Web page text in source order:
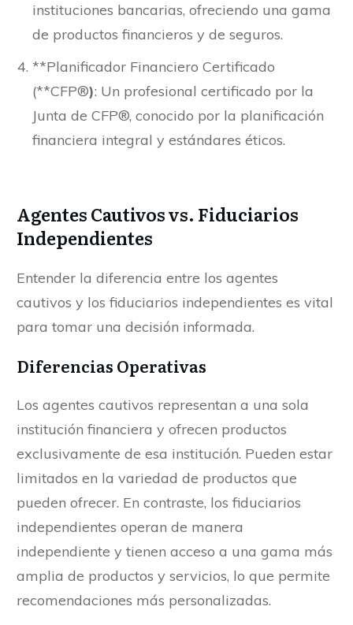
instituciones bancarias, ofreciendo una gama
de productos financieros y de seguros.
**Planificador Financiero Certificado
(**CFP®): Un profesional certificado por la
Junta de CFP®, conocido por la planificación
financiera integral y estándares éticos.
Agentes Cautivos vs. Fiduciarios
Independientes
Entender la diferencia entre los agentes
cautivos y los fiduciarios independientes es vital
para tomar una decisión informada.
Diferencias Operativas
Los agentes cautivos representan a una sola
institución financiera y ofrecen productos
exclusivamente de esa institución. Pueden estar
limitados en la variedad de productos que
pueden ofrecer. En contraste, los fiduciarios
independientes operan de manera
independiente y tienen acceso a una gama más
amplia de productos y servicios, lo que permite
recomendaciones más personalizadas.